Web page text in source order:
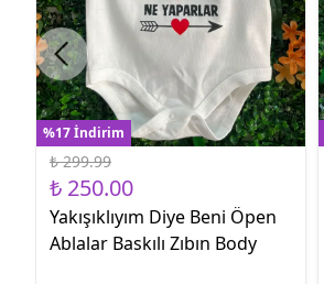
%17 İndirim
₺ 299.99
₺ 250.00
Yakışıklıyım Diye Beni Öpen
Ablalar Baskılı Zıbın Body